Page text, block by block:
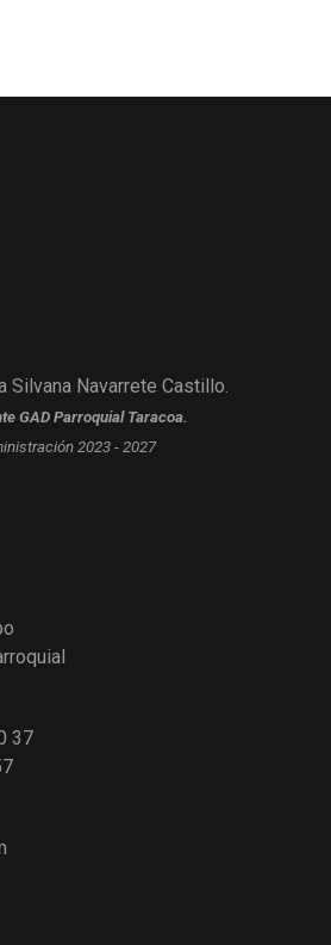
Silvana Navarrete Castillo.
GAD Parroquial Taracoa.
2023 - 2027
37